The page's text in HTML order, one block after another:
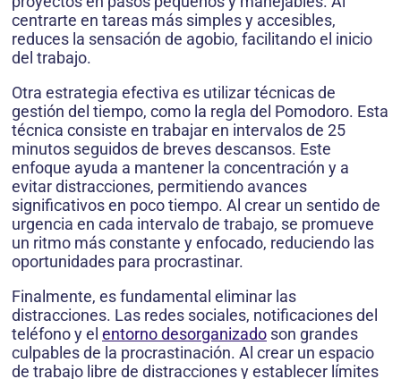
centrarte en tareas más simples y accesibles,
reduces la sensación de agobio, facilitando el inicio
del trabajo.
Otra estrategia efectiva es utilizar técnicas de
gestión del tiempo, como la regla del Pomodoro. Esta
técnica consiste en trabajar en intervalos de 25
minutos seguidos de breves descansos. Este
enfoque ayuda a mantener la concentración y a
evitar distracciones, permitiendo avances
significativos en poco tiempo. Al crear un sentido de
urgencia en cada intervalo de trabajo, se promueve
un ritmo más constante y enfocado, reduciendo las
oportunidades para procrastinar.
Finalmente, es fundamental eliminar las
distracciones. Las redes sociales, notificaciones del
teléfono y el entorno desorganizado son grandes
culpables de la procrastinación. Al crear un espacio
de trabajo libre de distracciones y establecer límites